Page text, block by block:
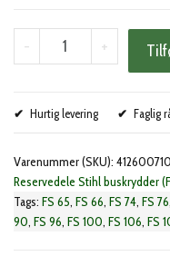
-
Stihl
skærm
(4126
1002)
antal
+
Hurtig levering Faglig
Varenummer (SKU):
Reservedele Stihl buskrydder
Tags: FS 65, FS 66, FS 74, FS 76,
90, FS 96, FS 100, FS 106, FS